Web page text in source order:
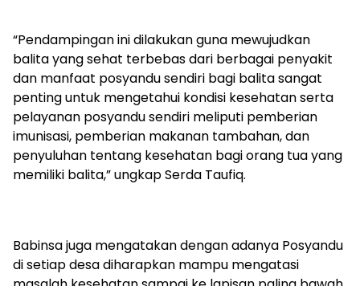
“Pendampingan ini dilakukan guna mewujudkan
balita yang sehat terbebas dari berbagai penyakit
dan manfaat posyandu sendiri bagi balita sangat
penting untuk mengetahui kondisi kesehatan serta
pelayanan posyandu sendiri meliputi pemberian
imunisasi, pemberian makanan tambahan, dan
penyuluhan tentang kesehatan bagi orang tua yang
memiliki balita,” ungkap Serda Taufiq.
Babinsa juga mengatakan dengan adanya Posyandu
di setiap desa diharapkan mampu mengatasi